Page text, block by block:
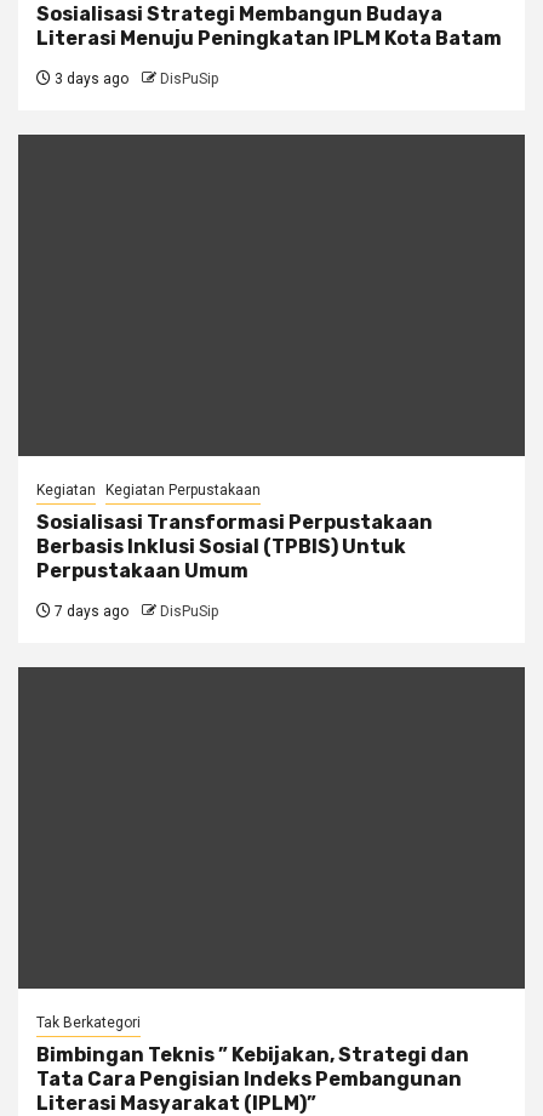
Sosialisasi Strategi Membangun Budaya
Literasi Menuju Peningkatan IPLM Kota Batam
3 days ago DisPuSip
Kegiatan Kegiatan Perpustakaan
Sosialisasi Transformasi Perpustakaan
Berbasis Inklusi Sosial (TPBIS) Untuk
Perpustakaan Umum
7 days ago DisPuSip
Tak Berkategori
Bimbingan Teknis ” Kebijakan, Strategi dan
Tata Cara Pengisian Indeks Pembangunan
Literasi Masyarakat (IPLM)”